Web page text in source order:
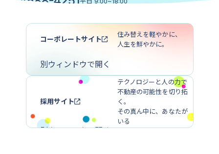
コーポレートサイト
住み替えを軽やかに、
人生を鮮やかに。
別ウィンドウで開く
採用サイト
テクノロジーと人の力で
不動産の可能性を切り拓
く。
その真ん中に、あなたが
いる
別ウィンドウで開く